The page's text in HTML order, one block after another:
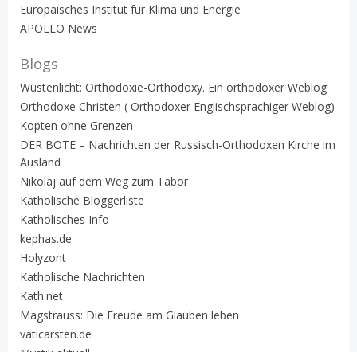
Europäisches Institut für Klima und Energie
APOLLO News
Blogs
Wüstenlicht: Orthodoxie-Orthodoxy. Ein orthodoxer Weblog
Orthodoxe Christen ( Orthodoxer Englischsprachiger Weblog)
Kopten ohne Grenzen
DER BOTE – Nachrichten der Russisch-Orthodoxen Kirche im
Ausland
Nikolaj auf dem Weg zum Tabor
Katholische Bloggerliste
Katholisches Info
kephas.de
Holyzont
Katholische Nachrichten
Kath.net
Magstrauss: Die Freude am Glauben leben
vaticarsten.de